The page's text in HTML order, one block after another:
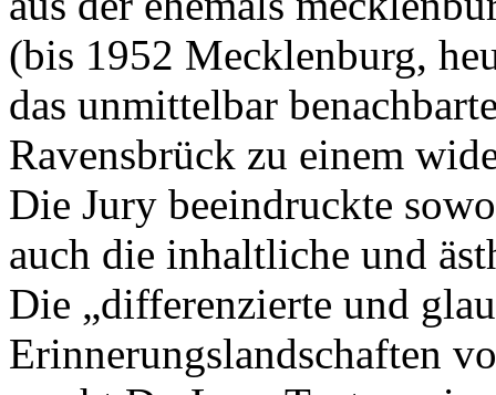
(bis 1952 Mecklenburg,
das unmittelbar
Ravensbrück zu einem
Die Jury beeindruckte
auch die inhaltliche und
Die „differenzierte und
Erinnerungslandschaften